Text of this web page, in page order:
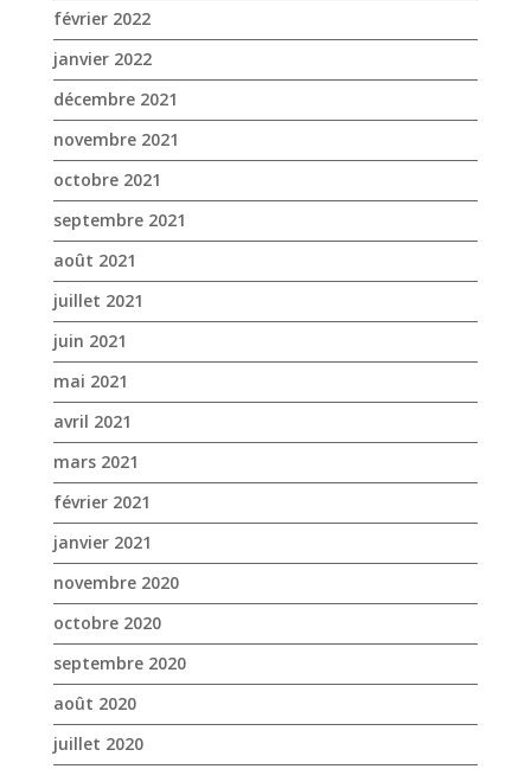
septembre 2021
août 2021
juillet 2021
juin 2021
mai 2021
avril 2021
mars 2021
février 2021
janvier 2021
novembre 2020
octobre 2020
septembre 2020
août 2020
juillet 2020
juin 2020
mai 2020
avril 2020
mars 2020
janvier 2020